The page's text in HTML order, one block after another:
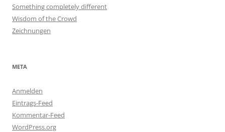
Something completely different
Wisdom of the Crowd
Zeichnungen
META
Anmelden
Eintrags-Feed
Kommentar-Feed
WordPress.org